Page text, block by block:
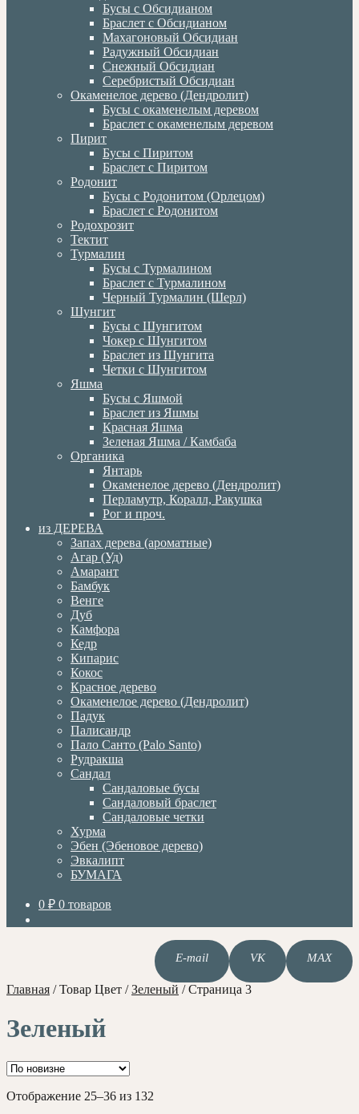
Бусы с Обсидианом
Браслет с Обсидианом
Махагоновый Обсидиан
Радужный Обсидиан
Снежный Обсидиан
Серебристый Обсидиан
Окаменелое дерево (Дендролит)
Бусы с окаменелым деревом
Браслет с окаменелым деревом
Пирит
Бусы с Пиритом
Браслет с Пиритом
Родонит
Бусы с Родонитом (Орлецом)
Браслет с Родонитом
Родохрозит
Тектит
Турмалин
Бусы с Турмалином
Браслет с Турмалином
Черный Турмалин (Шерл)
Шунгит
Бусы с Шунгитом
Чокер с Шунгитом
Браслет из Шунгита
Четки с Шунгитом
Яшма
Бусы с Яшмой
Браслет из Яшмы
Красная Яшма
Зеленая Яшма / Камбаба
Органика
Янтарь
Окаменелое дерево (Дендролит)
Перламутр, Коралл, Ракушка
Рог и проч.
из ДЕРЕВА
Запах дерева (ароматные)
Агар (Уд)
Амарант
Бамбук
Венге
Дуб
Камфора
Кедр
Кипарис
Кокос
Красное дерево
Окаменелое дерево (Дендролит)
Падук
Палисандр
Пало Санто (Palo Santo)
Рудракша
Сандал
Сандаловые бусы
Сандаловый браслет
Сандаловые четки
Хурма
Эбен (Эбеновое дерево)
Эвкалипт
БУМАГА
0 ₽ 0 товаров
E-mail VK MAX
Главная /Товар Цвет /Зеленый /Страница 3
Зеленый
Отображение 25–36 из 132